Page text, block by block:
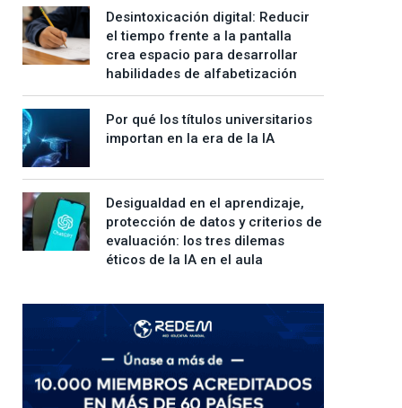
Desintoxicación digital: Reducir
el tiempo frente a la pantalla
crea espacio para desarrollar
habilidades de alfabetización
Por qué los títulos universitarios
importan en la era de la IA
Desigualdad en el aprendizaje,
protección de datos y criterios de
evaluación: los tres dilemas
éticos de la IA en el aula